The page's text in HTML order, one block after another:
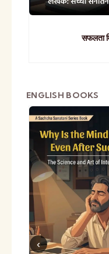
सफलता
ENGLISH BOOKS